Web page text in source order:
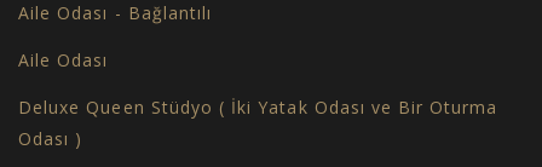
Aile Odası - Bağlantılı
Aile Odası
Deluxe Queen Stüdyo ( İki Yatak Odası ve Bir Oturma
Odası )